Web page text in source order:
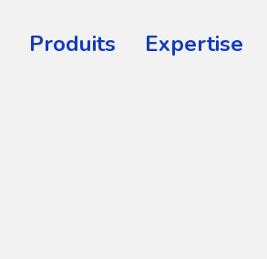
Produits Expertise